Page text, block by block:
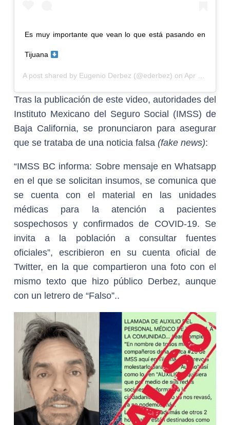
Es muy importante que vean lo que está pasando en
Tijuana
A post shared by Eugenio Derbez (@ederbez) on Apr 12, 2020 at 6:34pm PDT
Tras la publicación de este video, autoridades del
Instituto Mexicano del Seguro Social (IMSS) de
Baja California, se pronunciaron para asegurar
que se trataba de una noticia falsa (fake news):
“IMSS BC informa: Sobre mensaje en Whatsapp
en el que se solicitan insumos, se comunica que
se cuenta con el material en las unidades
médicas para la atención a pacientes
sospechosos y confirmados de COVID-19. Se
invita a la población a consultar fuentes
oficiales”, escribieron en su cuenta oficial de
Twitter, en la que compartieron una foto con el
mismo texto que hizo público Derbez, aunque
con un letrero de “Falso”..